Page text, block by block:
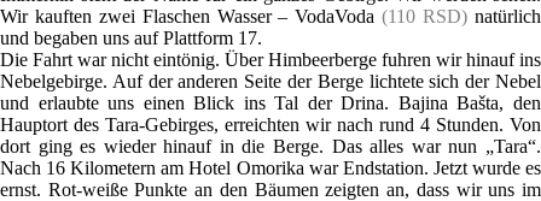
Wir kauften zwei Flaschen Wasser – VodaVoda(110 RSD) natürlich
und begaben uns auf Plattform 17.
Die Fahrt war nicht eintönig. Über Himbeerberge fuhren wir hinauf ins
Nebelgebirge. Auf der anderen Seite der Berge lichtete sich der Nebel
und erlaubte uns einen Blick ins Tal der Drina. Bajina Bašta, den
Hauptort des Tara-Gebirges, erreichten wir nach rund 4 Stunden. Von
dort ging es wieder hinauf in die Berge. Das alles war nun „Tara“.
Nach 16 Kilometern am Hotel Omorika war Endstation. Jetzt wurde es
ernst. Rot-weiße Punkte an den Bäumen zeigten an, dass wir uns im